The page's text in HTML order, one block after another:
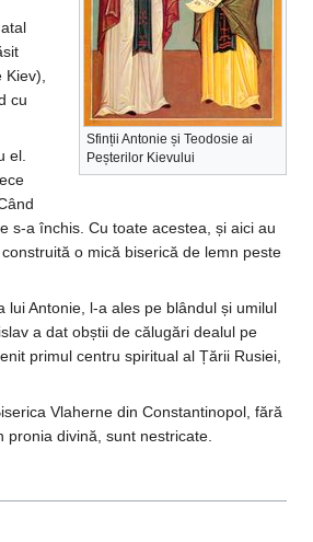
Sfinții Antonie și Teodosie ai
Peșterilor Kievului
Kiev),
cu
el.
s-a închis. Cu toate acestea, și aici au
o mică biserică de lemn peste
Antonie, l-a ales pe blândul și umilul
a dat obștii de călugări dealul pe
primul centru spiritual al Țării Rusiei,
Vlaherne din Constantinopol, fără
pronia divină, sunt nestricate.